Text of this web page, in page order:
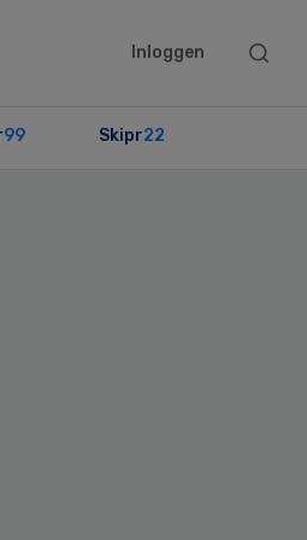
Inloggen
Search
99 Skipr22